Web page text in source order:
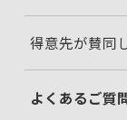
得意先が賛同
よくあるご質